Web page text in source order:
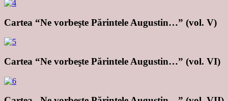
Cartea “Ne vorbeşte Părintele Augustin…” (vol. V)
Cartea “Ne vorbeşte Părintele Augustin…” (vol. VI)